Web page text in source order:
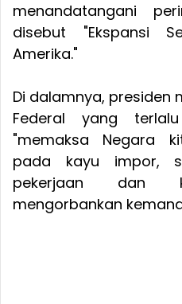
menandatangani
disebut "Ekspansi
Amerika."
Di dalamnya, presiden
Federal yang
"memaksa Negara
pada kayu impor,
pekerjaan dan
mengorbankan